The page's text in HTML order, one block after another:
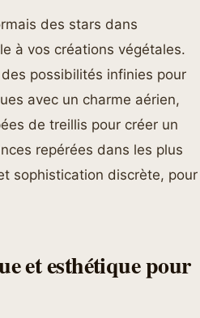
des stars dans
à vos créations végétales.
possibilités infinies pour
avec un charme aérien,
de treillis pour créer un
repérées dans les plus
sophistication discrète, pour
et esthétique pour